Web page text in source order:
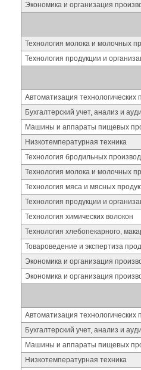
Экономика и организация
Технология молока и молочных
Технология продукции и
Автоматизация технологических
Бухгалтерский учет, анализ и
Машины и аппараты пищевых
Низкотемпературная техника
Технология бродильных
Технология молока и молочных
Технология мяса и мясных
Технология продукции и
Технология химических волокон
Технология хлебопекарного,
Товароведение и экспертиза
Экономика и организация
Экономика и организация
Автоматизация технологических
Бухгалтерский учет, анализ и
Машины и аппараты пищевых
Низкотемпературная техника